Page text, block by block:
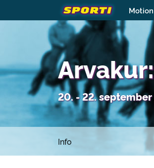
Motion
20. - 22.
Info